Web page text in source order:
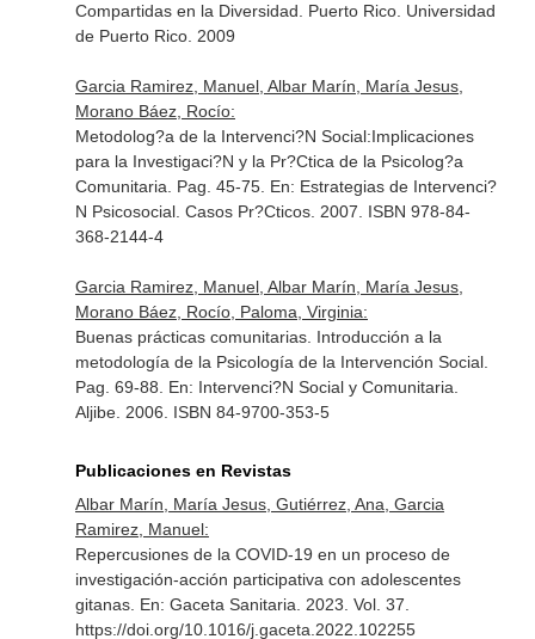
Compartidas en la Diversidad . Puerto Rico. Universidad
de Puerto Rico. 2009
Garcia Ramirez, Manuel, Albar Marín, María Jesus,
Morano Báez, Rocío:
Metodolog?a de la Intervenci?N Social:Implicaciones
para la Investigaci?N y la Pr?Ctica de la Psicolog?a
Comunitaria. Pag. 45-75. En: Estrategias de Intervenci?
N Psicosocial. Casos Pr?Cticos. 2007. ISBN 978-84-
368-2144-4
Garcia Ramirez, Manuel, Albar Marín, María Jesus,
Morano Báez, Rocío, Paloma, Virginia:
Buenas prácticas comunitarias. Introducción a la
metodología de la Psicología de la Intervención Social.
Pag. 69-88. En: Intervenci?N Social y Comunitaria
Aljibe. 2006. ISBN 84-9700-353-5
Publicaciones en Revistas
Albar Marín, María Jesus, Gutiérrez, Ana, Garcia
Ramirez, Manuel:
Repercusiones de la COVID-19 en un proceso de
investigación-acción participativa con adolescentes
gitanas. En: Gaceta Sanitaria . 2023. Vol. 37.
https://doi.org/10.1016/j.gaceta.2022.102255